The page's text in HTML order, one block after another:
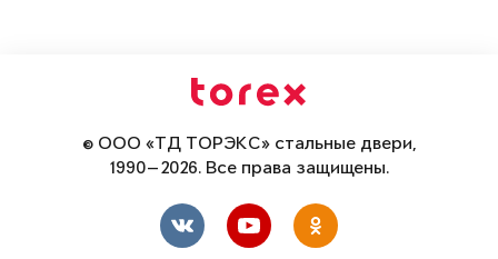
© ООО «ТД ТОРЭКС» стальные двери,
1990—2026. Все права защищены.